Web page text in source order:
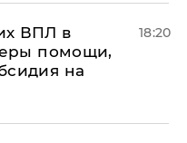
ВПЛ в
помощи,
на
18:20